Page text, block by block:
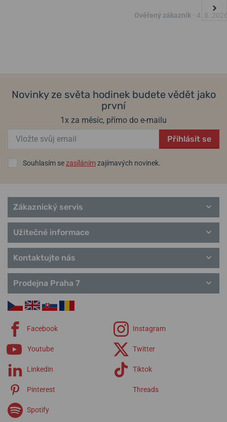
Contemporary
BB0006N Limited Edition
Ověřený zákazník 4. 8.
Novinky ze světa hodinek budete vědět jako
první
1x za měsíc, přímo do e-mailu
Přihlásit se
Souhlasím sezasílánímzajímavých novinek.
Zákaznický servis
Užitečné informace
Kontaktujte nás
Prodejna Praha 7
Facebook Instagram
Youtube Twitter
Linkedin Tiktok
Pinterest Threads
Spotify